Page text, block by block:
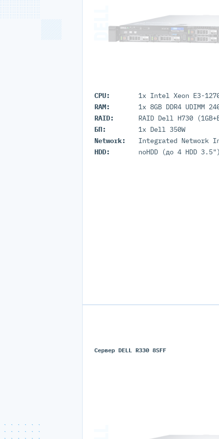
CPU:
RAM:
1x 8GB DDR4 UDIMM
RAID:
RAID Dell H730
БП:
1x Dell 350W
Network:
HDD:
noHDD (до 4 HDD
Сервер DELL R330 8SFF